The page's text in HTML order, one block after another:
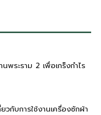
พระราม 2 เพื่อเกร็งกำไร
วกับการใช้งานเครื่องซักผ้า